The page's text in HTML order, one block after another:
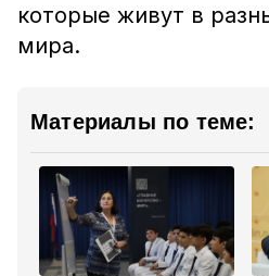
которые живут в
мира.
Материалы по теме: